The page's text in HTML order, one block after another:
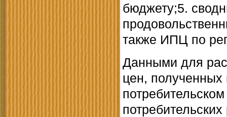
бюджету;5.
также ИПЦ по
Данными для
цен, полученных